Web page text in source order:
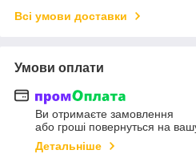
Всі умови доставки
Умови оплати
Ви отримаєте замовлення
або гроші повернуться на
Детальніше